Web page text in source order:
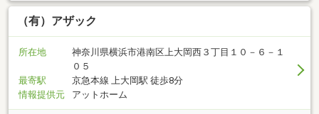
（有）アザック
所在地
神奈川県横浜市港南区上大岡西３丁目１０－６－１
０５
最寄駅
京急本線 上大岡駅 徒歩8分
情報提供元
アットホーム